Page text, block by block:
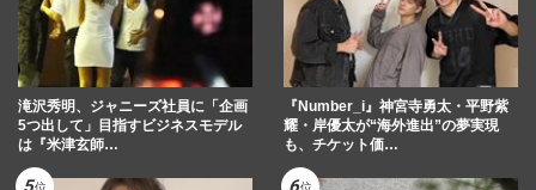
滝沢秀明、ジャニーズ社員に「企画
5つ出して」目指すビジネスモデル
は『米津玄師…
『Number_i』神宮寺勇太・平野紫
耀・岸優太が“海外進出”の夢実現
も、チケット価…